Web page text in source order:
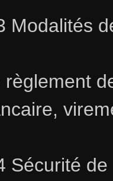
Modalités
règlement
Sécurité